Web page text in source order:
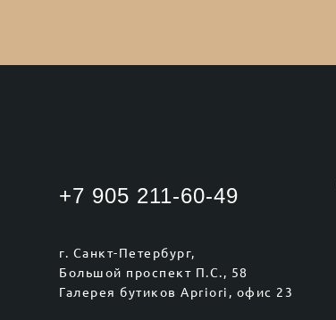
+7 905 211-60-49
г. Санкт-Петербург,
Большой проспект П.С., 58
Галерея бутиков Apriori, офис 23